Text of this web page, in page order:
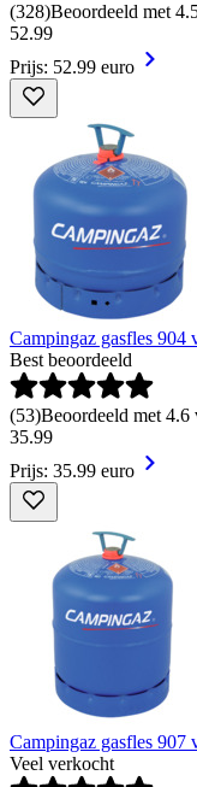
(328)Beoordeeld met
52.99
Prijs: 52.99 euro
Campingaz gasfles 904
Best beoordeeld
(53)Beoordeeld met 4.6
35.99
Prijs: 35.99 euro
Campingaz gasfles 907
Veel verkocht